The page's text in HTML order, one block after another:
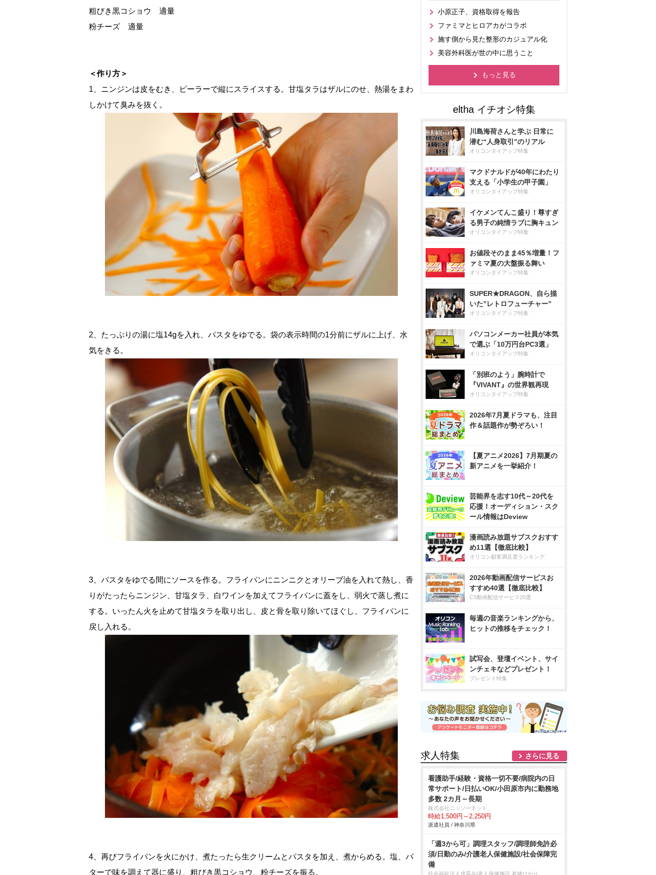
粗びき黒コショウ 適量
粉チーズ 適量
＜作り方＞
1、ニンジンは皮をむき、ピーラーで縦にスライスする。甘塩タラはザルにのせ、熱湯をまわ
しかけて臭みを抜く。
2、たっぷりの湯に塩14gを入れ、パスタをゆでる。袋の表示時間の1分前にザルに上げ、水
気をきる。
3、パスタをゆでる間にソースを作る。フライパンにニンニクとオリーブ油を入れて熱し、香
りがたったらニンジン、甘塩タラ、白ワインを加えてフライパンに蓋をし、弱火で蒸し煮に
する。いったん火を止めて甘塩タラを取り出し、皮と骨を取り除いてほぐし、フライパンに
戻し入れる。
4、再びフライパンを火にかけ、煮たったら生クリームとパスタを加え、煮からめる。塩、バ
ターで味を調えて器に盛り、粗びき黒コショウ、粉チーズを振る。
小原正子、資格取得を報告
ファミマとヒロアカがコラボ
施す側から見た整形のカジュアル化
美容外科医が世の中に思うこと
もっと見る
川島海荷さんと学ぶ 日常に
潜む“人身取引”のリアル
オリコンタイアップ特集
マクドナルドが40年にわたり
支える「小学生の甲子園」
オリコンタイアップ特集
イケメンてんこ盛り！尊すぎ
る男子の純情ラブに胸キュン
オリコンタイアップ特集
お値段そのまま45％増量！フ
ァミマ夏の大盤振る舞い
オリコンタイアップ特集
SUPER★DRAGON、自ら描
いた”レトロフューチャー”
オリコンタイアップ特集
パソコンメーカー社員が本気
で選ぶ「10万円台PC3選」
オリコンタイアップ特集
「別班のよう」腕時計で
『VIVANT』の世界観再現
オリコンタイアップ特集
2026年7月夏ドラマも、注目
作＆話題作が勢ぞろい！
【夏アニメ2026】7月期夏の
新アニメを一挙紹介！
芸能界を志す10代～20代を
応援！オーディション・スク
ール情報はDeview
漫画読み放題サブスクおすす
め11選【徹底比較】
オリコン顧客満足度ランキング
2026年動画配信サービスお
すすめ40選【徹底比較】
CS動画配信サービス20選
毎週の音楽ランキングから、
ヒットの推移をチェック！
試写会、登壇イベント、サイ
ンチェキなどプレゼント！
プレゼント特集
求人特集 さらに見る
看護助手/経験・資格一切不要/病院内の日
常サポート/日払いOK/小田原市内に勤務地
多数 2カ月～長期
株式会社ニッソーネット
時給1,500円～2,250円
派遣社員 / 神奈川県
「週3から可」調理スタッフ/調理師免許必
須/日勤のみ/介護老人保健施設/社会保障完
備
社会福祉法人成晃会/老人保健施設 老健ひかり